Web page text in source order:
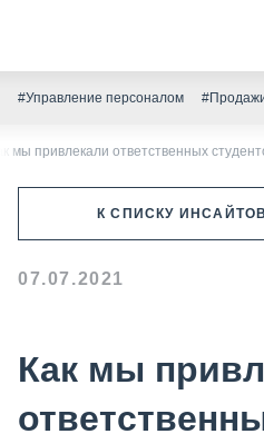
#Управление персоналом
мы привлекали ответственных
К СПИСКУ ИНСАЙТОВ
07.07.2021
Как мы